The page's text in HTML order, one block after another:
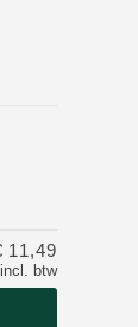
incl. btw
11,49